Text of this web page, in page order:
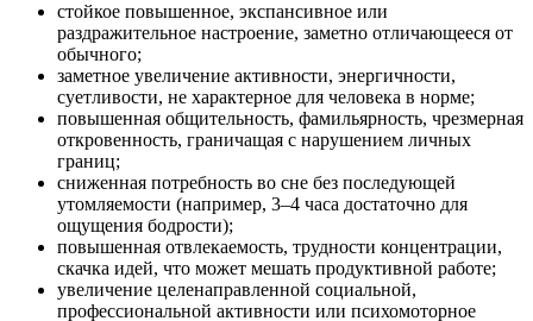
стойкое повышенное, экспансивное или
раздражительное настроение, заметно отличающееся от
обычного;
заметное увеличение активности, энергичности,
суетливости, не характерное для человека в норме;
повышенная общительность, фамильярность, чрезмерная
откровенность, граничащая с нарушением личных
границ;
сниженная потребность во сне без последующей
утомляемости (например, 3–4 часа достаточно для
ощущения бодрости);
повышенная отвлекаемость, трудности концентрации,
скачка идей, что может мешать продуктивной работе;
увеличение целенаправленной социальной,
профессиональной активности или психомоторное